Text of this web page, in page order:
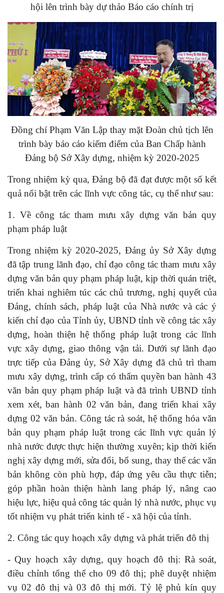
hội lên trình bày dự thảo Báo cáo chính trị
Đồng chí Phạm Văn Lập thay mặt Đoàn chủ tịch lên
trình bày báo cáo kiểm điểm của Ban Chấp hành
Đảng bộ Sở Xây dựng, nhiệm kỳ 2020-2025
Trong nhiệm kỳ qua, Đảng bộ đã đạt được một số kết
quả nổi bật trên các lĩnh vực công tác, cụ thể như sau:
1. Về công tác tham mưu xây dựng văn bản quy
phạm pháp luật
Trong nhiệm kỳ 2020-2025, Đảng ủy Sở Xây dựng
đã tập trung lãnh đạo, chỉ đạo công tác tham mưu xây
dựng văn bản quy phạm pháp luật, kịp thời quán triệt,
triển khai nghiêm túc các chủ trương, nghị quyết của
Đảng, chính sách, pháp luật của Nhà nước và các ý
kiến chỉ đạo của Tỉnh ủy, UBND tỉnh về công tác xây
dựng, hoàn thiện hệ thống pháp luật trong các lĩnh
vực xây dựng, giao thông vận tải. Dưới sự lãnh đạo
trực tiếp của Đảng ủy, Sở Xây dựng đã chủ trì tham
mưu xây dựng, trình cấp có thẩm quyền ban hành 43
văn bản quy phạm pháp luật và đã trình UBND tỉnh
xem xét, ban hành 02 văn bản, đang triển khai xây
dựng 02 văn bản. Công tác rà soát, hệ thống hóa văn
bản quy phạm pháp luật trong các lĩnh vực quản lý
nhà nước được thực hiện thường xuyên; kịp thời kiến
nghị xây dựng mới, sửa đổi, bổ sung, thay thế các văn
bản không còn phù hợp, đáp ứng yêu cầu thực tiễn;
góp phần hoàn thiện hành lang pháp lý, nâng cao
hiệu lực, hiệu quả công tác quản lý nhà nước, phục vụ
tốt nhiệm vụ phát triển kinh tế - xã hội của tỉnh.
2. Công tác quy hoạch xây dựng và phát triển đô thị
- Quy hoạch xây dựng, quy hoạch đô thị: Rà soát,
điều chỉnh tổng thể cho 09 đô thị; phê duyệt nhiệm
vụ 02 đô thị và 03 đô thị mới. Tỷ lệ phủ kín quy